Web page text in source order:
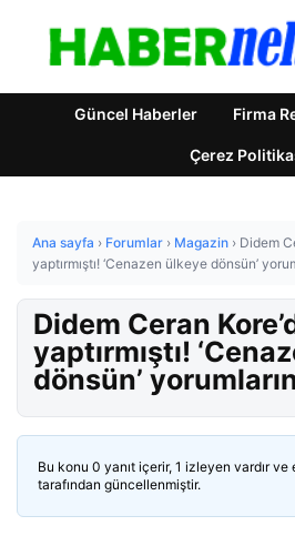
Güncel Haberler Firma
Çerez
Ana sayfa › Forumlar › Magazin › Didem
yaptırmıştı! ‘Cenazen ülkeye dönsün’
Didem Ceran
yaptırmıştı!
dönsün’
Bu konu 0 yanıt içerir, 1 izleyen vardır ve
tarafından güncellenmiştir.